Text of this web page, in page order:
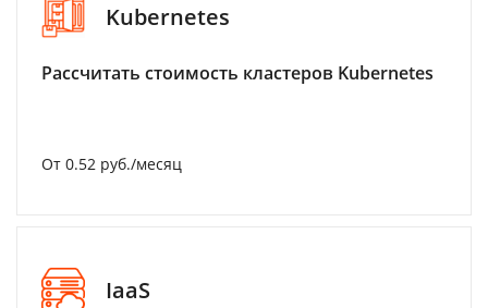
Kubernetes
Рассчитать стоимость кластеров Kubernetes
От 0.52 руб./месяц
IaaS